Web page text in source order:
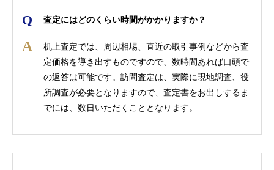
査定にはどのくらい時間がかかりますか？
机上査定では、周辺相場、直近の取引事例などから査
定価格を導き出すものですので、数時間あれば口頭で
の返答は可能です。訪問査定は、実際に現地調査、役
所調査が必要となりますので、査定書をお出しするま
でには、数日いただくこととなります。